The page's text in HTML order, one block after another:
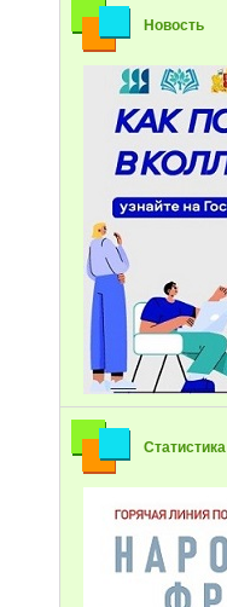
Новость
Статистика